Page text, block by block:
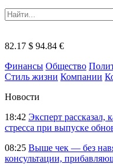
82.17 $ 94.84 €
Финансы Общество
Стиль жизни Компании
Новости
18:42 Эксперт рассказал,
стресса при выпуске
08:25 Выше чек — без
консультации,